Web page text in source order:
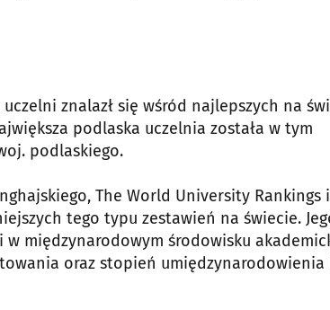
znalazł się wśród najlepszych na
podlaska uczelnia została w tym
podlaskiego.
The World University Rankings
tego typu zestawień na świecie.
międzynarodowym środowisku
oraz stopień umiędzynarodowienia